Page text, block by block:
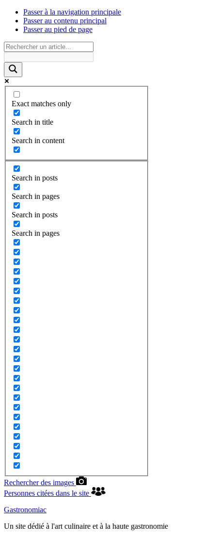
Passer à la navigation principale
Passer au contenu principal
Passer au pied de page
Exact matches only
Search in title
Search in content
Search in posts
Search in pages
Search in posts
Search in pages
Rechercher des images
Personnes citées dans le site
Gastronomiac
Un site dédié à l'art culinaire et à la haute gastronomie